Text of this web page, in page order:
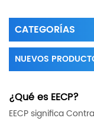
CATEGORÍAS
NUEVOS
¿Qué es EECP?
EECP significa